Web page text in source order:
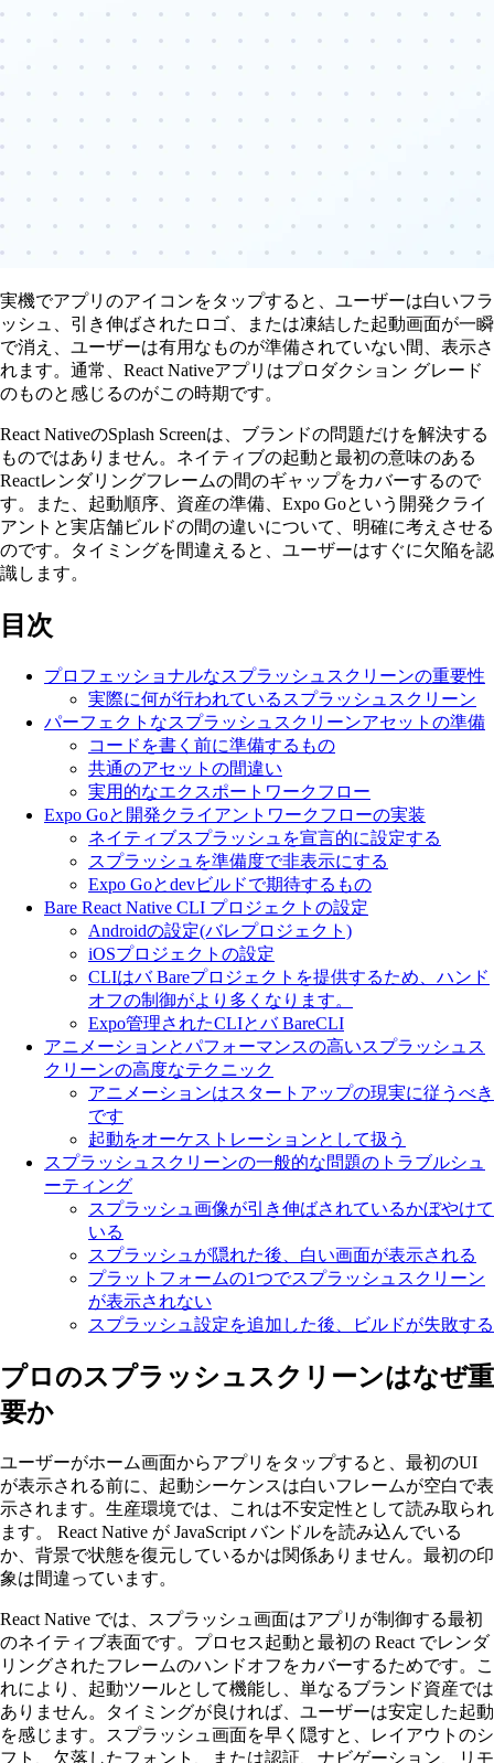
実機でアプリのアイコンをタップすると、ユーザーは白いフラ
ッシュ、引き伸ばされたロゴ、または凍結した起動画面が一瞬
で消え、ユーザーは有用なものが準備されていない間、表示さ
れます。通常、React Nativeアプリはプロダクション グレード
のものと感じるのがこの時期です。
React NativeのSplash Screenは、ブランドの問題だけを解決する
ものではありません。ネイティブの起動と最初の意味のある
Reactレンダリングフレームの間のギャップをカバーするので
す。また、起動順序、資産の準備、Expo Goという開発クライ
アントと実店舗ビルドの間の違いについて、明確に考えさせる
のです。タイミングを間違えると、ユーザーはすぐに欠陥を認
識します。
目次
プロフェッショナルなスプラッシュスクリーンの重要性
実際に何が行われているスプラッシュスクリーン
パーフェクトなスプラッシュスクリーンアセットの準備
コードを書く前に準備するもの
共通のアセットの間違い
実用的なエクスポートワークフロー
Expo Goと開発クライアントワークフローの実装
ネイティブスプラッシュを宣言的に設定する
スプラッシュを準備度で非表示にする
Expo Goとdevビルドで期待するもの
Bare React Native CLI プロジェクトの設定
Androidの設定(バレプロジェクト)
iOSプロジェクトの設定
CLIはバ Bareプロジェクトを提供するため、ハンド
オフの制御がより多くなります。
Expo管理されたCLIとバ BareCLI
アニメーションとパフォーマンスの高いスプラッシュス
クリーンの高度なテクニック
アニメーションはスタートアップの現実に従うべき
です
起動をオーケストレーションとして扱う
スプラッシュスクリーンの一般的な問題のトラブルシュ
ーティング
スプラッシュ画像が引き伸ばされているかぼやけて
いる
スプラッシュが隠れた後、白い画面が表示される
プラットフォームの1つでスプラッシュスクリーン
が表示されない
スプラッシュ設定を追加した後、ビルドが失敗する
プロのスプラッシュスクリーンはなぜ重
要か
ユーザーがホーム画面からアプリをタップすると、最初のUI
が表示される前に、起動シーケンスは白いフレームが空白で表
示されます。生産環境では、これは不安定性として読み取られ
ます。 React Native が JavaScript バンドルを読み込んでいる
か、背景で状態を復元しているかは関係ありません。最初の印
象は間違っています。
React Native では、スプラッシュ画面はアプリが制御する最初
のネイティブ表面です。プロセス起動と最初の React でレンダ
リングされたフレームのハンドオフをカバーするためです。こ
れにより、起動ツールとして機能し、単なるブランド資産では
ありません。タイミングが良ければ、ユーザーは安定した起動
を感じます。スプラッシュ画面を早く隠すと、レイアウトのシ
フト、欠落したフォント、または認証、ナビゲーション、リモ